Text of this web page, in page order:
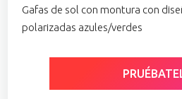
Gafas de sol con montura con
polarizadas azules/verdes